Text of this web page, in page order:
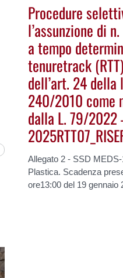
Procedure
l’assunzione di
a tempo
tenuretrack
dell’art. 24 della
240/2010 come
dalla L. 79/2022
Allegato 2 - SSD
Plastica. Scadenza
ore13:00 del 19 gennaio